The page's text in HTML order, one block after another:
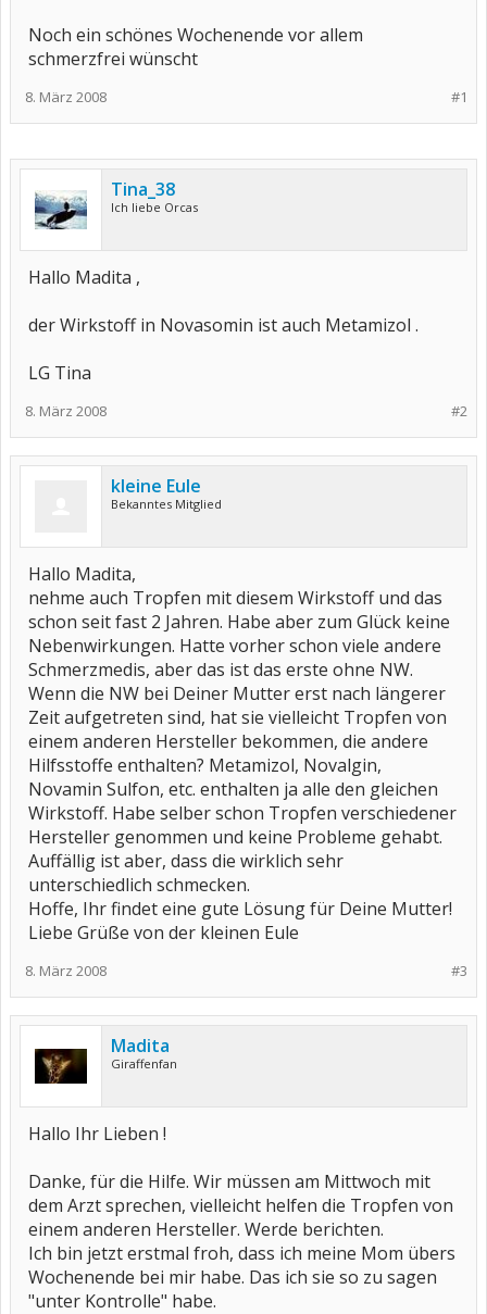
Noch ein schönes Wochenende vor allem
schmerzfrei wünscht
#1
8. März 2008
Tina_38
Ich liebe Orcas
Hallo Madita ,
der Wirkstoff in Novasomin ist auch Metamizol .
LG Tina
#2
8. März 2008
kleine Eule
Bekanntes Mitglied
Hallo Madita,
nehme auch Tropfen mit diesem Wirkstoff und das
schon seit fast 2 Jahren. Habe aber zum Glück keine
Nebenwirkungen. Hatte vorher schon viele andere
Schmerzmedis, aber das ist das erste ohne NW.
Wenn die NW bei Deiner Mutter erst nach längerer
Zeit aufgetreten sind, hat sie vielleicht Tropfen von
einem anderen Hersteller bekommen, die andere
Hilfsstoffe enthalten? Metamizol, Novalgin,
Novamin Sulfon, etc. enthalten ja alle den gleichen
Wirkstoff. Habe selber schon Tropfen verschiedener
Hersteller genommen und keine Probleme gehabt.
Auffällig ist aber, dass die wirklich sehr
unterschiedlich schmecken.
Hoffe, Ihr findet eine gute Lösung für Deine Mutter!
Liebe Grüße von der kleinen Eule
#3
8. März 2008
Madita
Giraffenfan
Hallo Ihr Lieben !
Danke, für die Hilfe. Wir müssen am Mittwoch mit
dem Arzt sprechen, vielleicht helfen die Tropfen von
einem anderen Hersteller. Werde berichten.
Ich bin jetzt erstmal froh, dass ich meine Mom übers
Wochenende bei mir habe. Das ich sie so zu sagen
"unter Kontrolle" habe.